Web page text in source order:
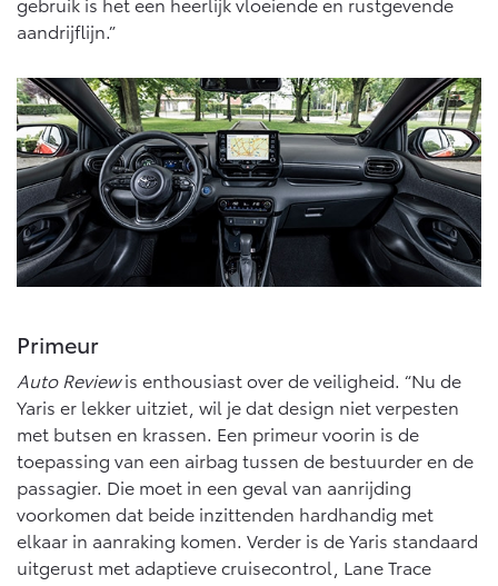
Vanaf € 46.301,- Vanaf € 56.570,-
Land Cruiser (excl. BTW)
Vanaf € 89.986,-
aandrijflijn.”
Primeur
Auto Reviewis enthousiast over de veiligheid. “Nu de
Yaris er lekker uitziet, wil je dat design niet verpesten
met butsen en krassen. Een primeur voorin is de
toepassing van een airbag tussen de bestuurder en de
passagier. Die moet in een geval van aanrijding
voorkomen dat beide inzittenden hardhandig met
elkaar in aanraking komen. Verder is de Yaris standaard
uitgerust met adaptieve cruisecontrol, Lane Trace